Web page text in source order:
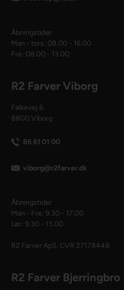
Åbningstider
Man - tors: 08.00 - 16.00
Fre: 08.00 - 13.00
R2 Farver Viborg
Falkevej 6
8800 Viborg
86 61 01 00
viborg@r2farver.dk
Åbningstider
Man - Fre: 9.30 - 17.00
Lør: 9.30 - 13.00
R2 Farver ApS. CVR 27178448
R2 Farver Bjerringbro